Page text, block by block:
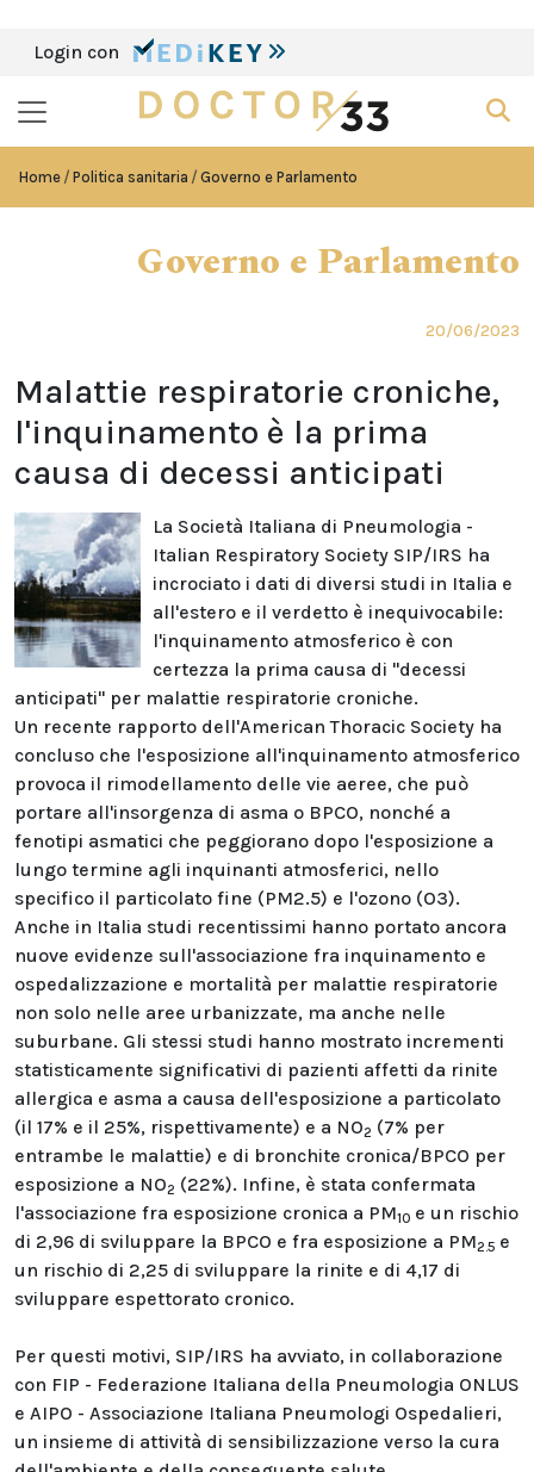
Login con
Home Politica sanitaria Governo e Parlamento
Governo e Parlamento
20/06/2023
Malattie respiratorie croniche,
l'inquinamento è la prima
causa di decessi anticipati
La Società Italiana di Pneumologia -
Italian Respiratory Society SIP/IRS ha
incrociato i dati di diversi studi in Italia e
all'estero e il verdetto è inequivocabile:
l'inquinamento atmosferico è con
certezza la prima causa di "decessi
anticipati" per malattie respiratorie croniche.
Un recente rapporto dell'American Thoracic Society ha
concluso che l'esposizione all'inquinamento atmosferico
provoca il rimodellamento delle vie aeree, che può
portare all'insorgenza di asma o BPCO, nonché a
fenotipi asmatici che peggiorano dopo l'esposizione a
lungo termine agli inquinanti atmosferici, nello
specifico il particolato fine (PM2.5) e l'ozono (O3).
Anche in Italia studi recentissimi hanno portato ancora
nuove evidenze sull'associazione fra inquinamento e
ospedalizzazione e mortalità per malattie respiratorie
non solo nelle aree urbanizzate, ma anche nelle
suburbane. Gli stessi studi hanno mostrato incrementi
statisticamente significativi di pazienti affetti da rinite
allergica e asma a causa dell'esposizione a particolato
(il 17% e il 25%, rispettivamente) e a NO2 (7% per
entrambe le malattie) e di bronchite cronica/BPCO per
esposizione a NO2 (22%). Infine, è stata confermata
l'associazione fra esposizione cronica a PM10 e un rischio
di 2,96 di sviluppare la BPCO e fra esposizione a PM2.5 e
un rischio di 2,25 di sviluppare la rinite e di 4,17 di
sviluppare espettorato cronico.
Per questi motivi, SIP/IRS ha avviato, in collaborazione
con FIP - Federazione Italiana della Pneumologia ONLUS
e AIPO - Associazione Italiana Pneumologi Ospedalieri,
un insieme di attività di sensibilizzazione verso la cura